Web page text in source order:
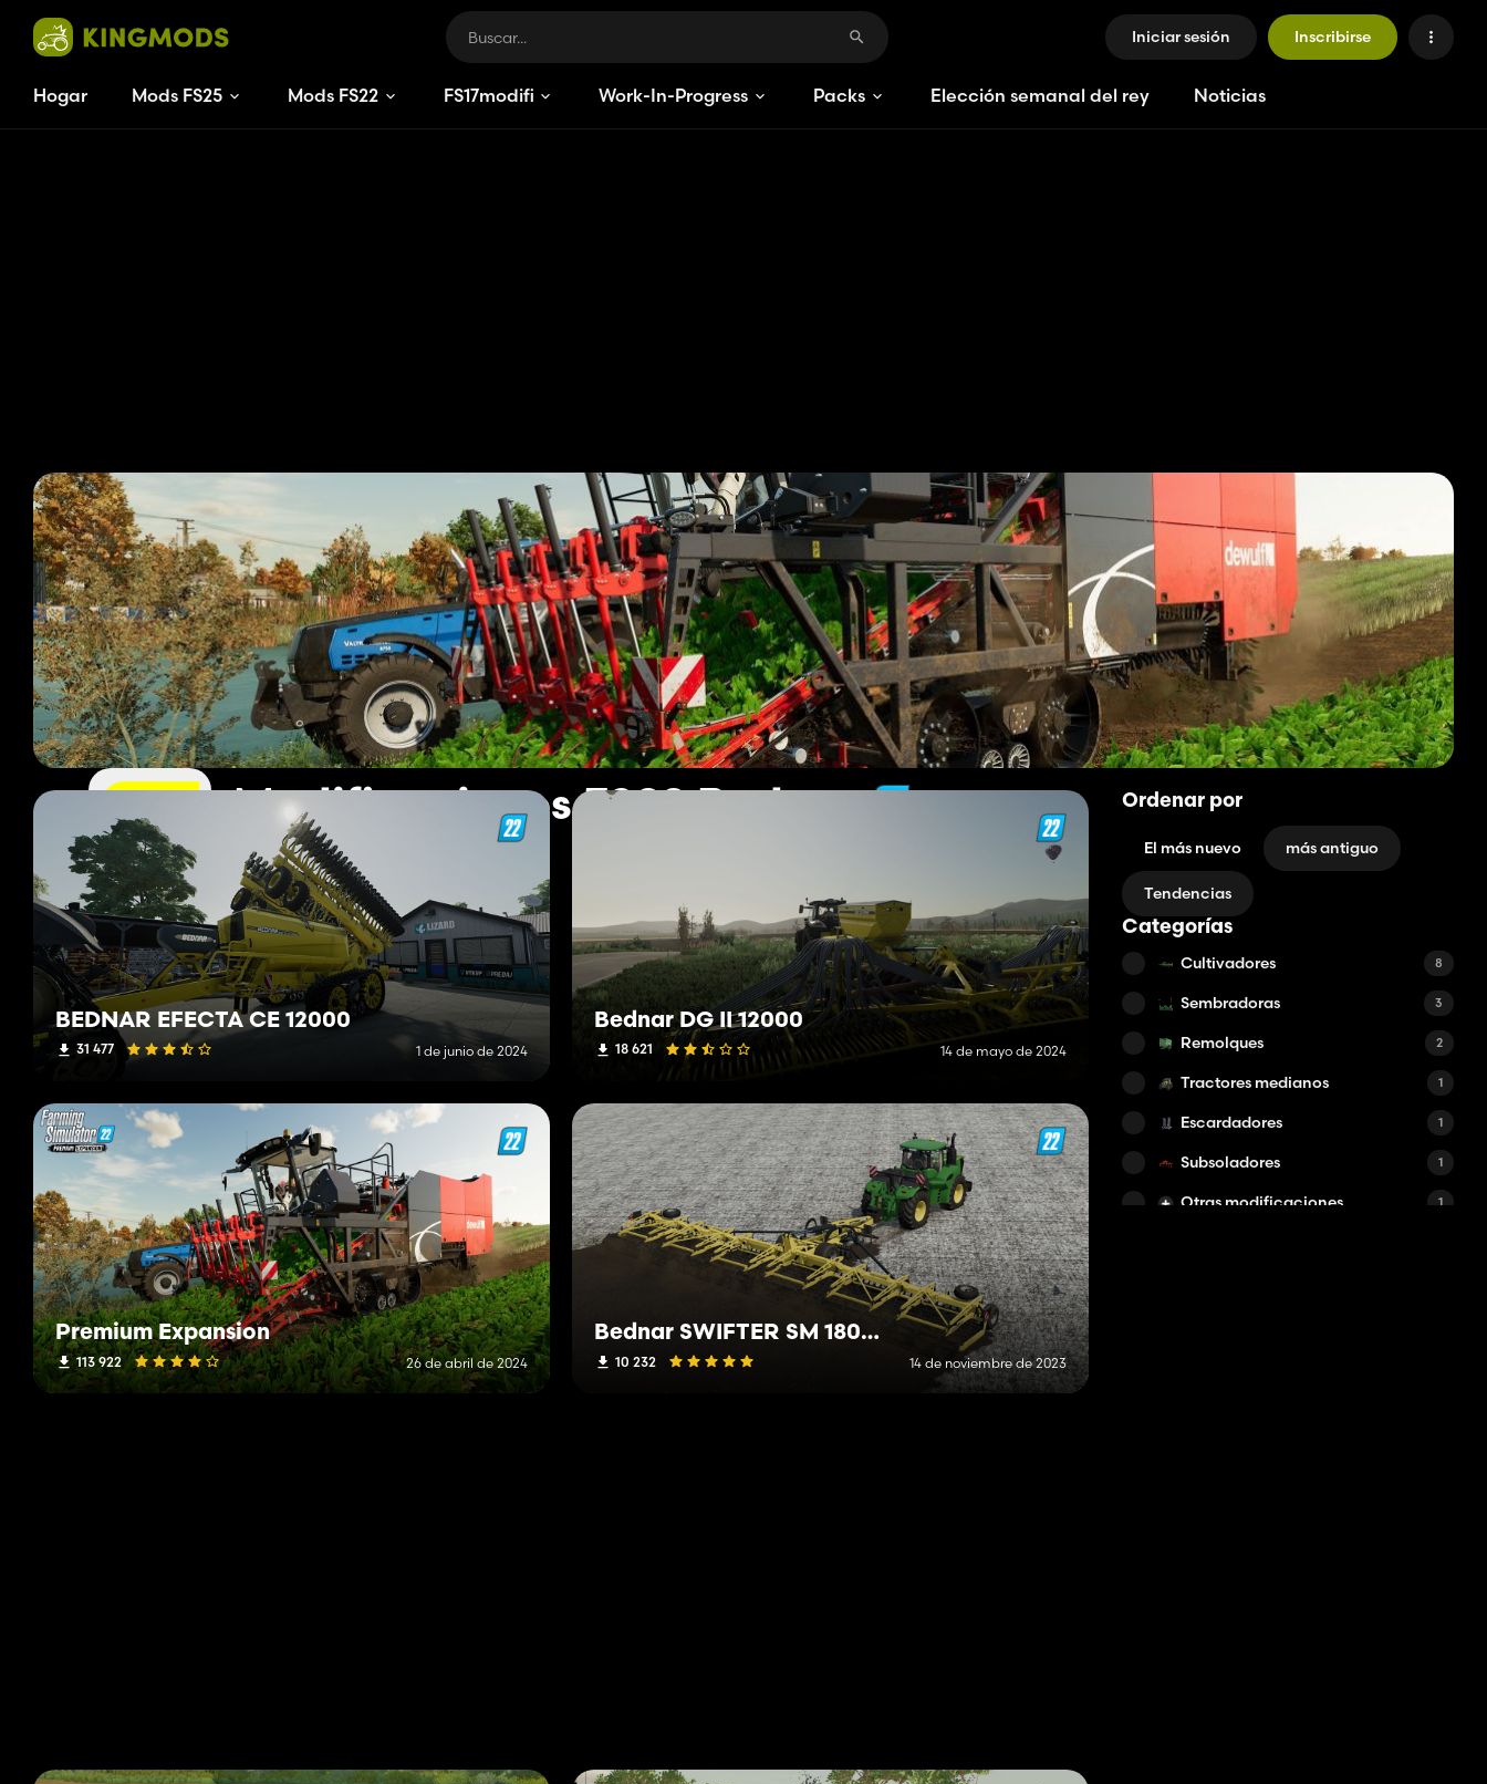
Iniciar sesión Inscribirse
Hogar Mods FS25 Mods FS22 FS17modificacionesWork-In-Progress Packs Elección semanal del rey Noticias
Modificaciones FS22 Bednar
11 mods
BEDNAR EFECTA CE 12000
31 477 1 de junio de 2024
Bednar DG II 12000
18 621 14 de mayo de 2024
Premium Expansion
113 922 26 de abril de 2024
Bednar SWIFTER SM 18000 Rapide
10 232 14 de noviembre de 2023
Ordenar por
El más nuevo más antiguo
Tendencias
Categorías
Cultivadores 8
Sembradoras 3
Remolques 2
Tractores medianos 1
Escardadores 1
Subsoladores 1
Otras modificaciones 1